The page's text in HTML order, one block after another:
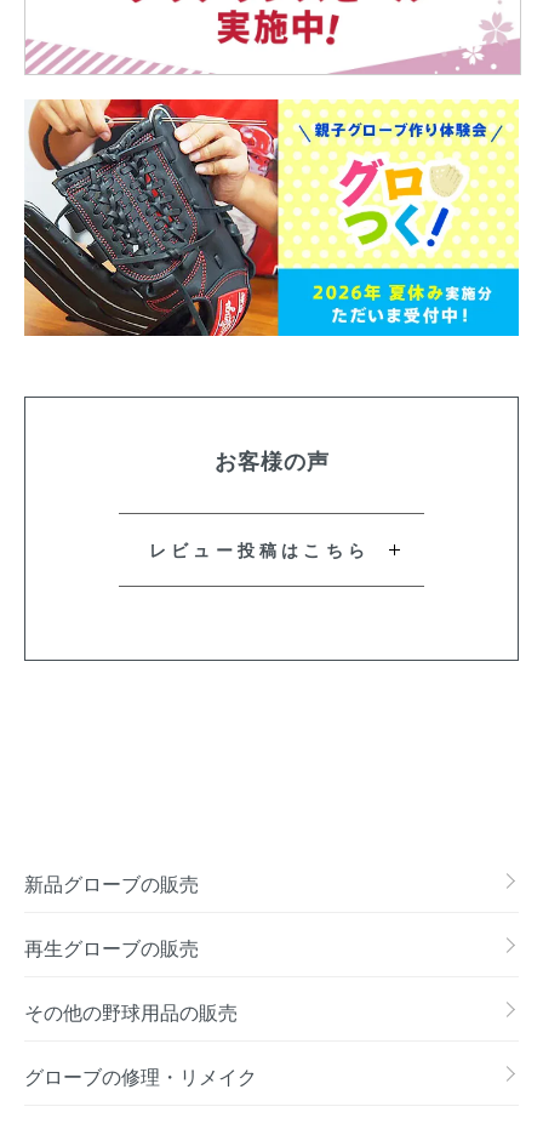
お客様の声
レビュー投稿はこちら
新品グローブの販売
再生グローブの販売
その他の野球用品の販売
グローブの修理・リメイク